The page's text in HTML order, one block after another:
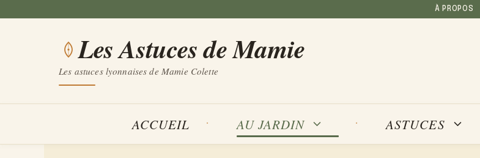
À PROPOS
Les Astuces de Mamie
Les astuces lyonnaises de Mamie Colette
ACCUEIL AU JARDIN ASTUCES